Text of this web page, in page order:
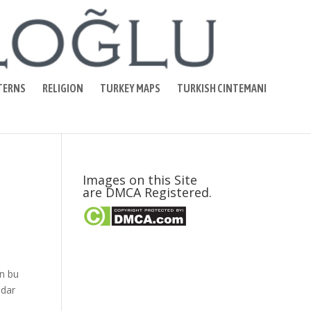
RELIGION TURKEY MAPS TURKISH CINTEMANI
bu
Images on this Site
are DMCA Registered.